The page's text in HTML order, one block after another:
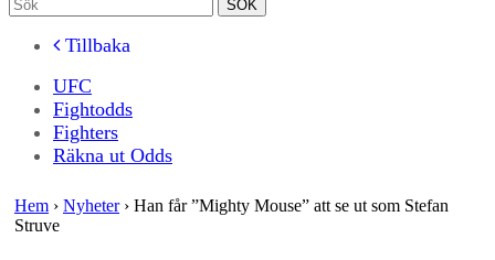
Tillbaka
UFC
Fightodds
Fighters
Räkna ut Odds
Hem › Nyheter› Han får ”Mighty Mouse” att se ut som Stefan
Struve